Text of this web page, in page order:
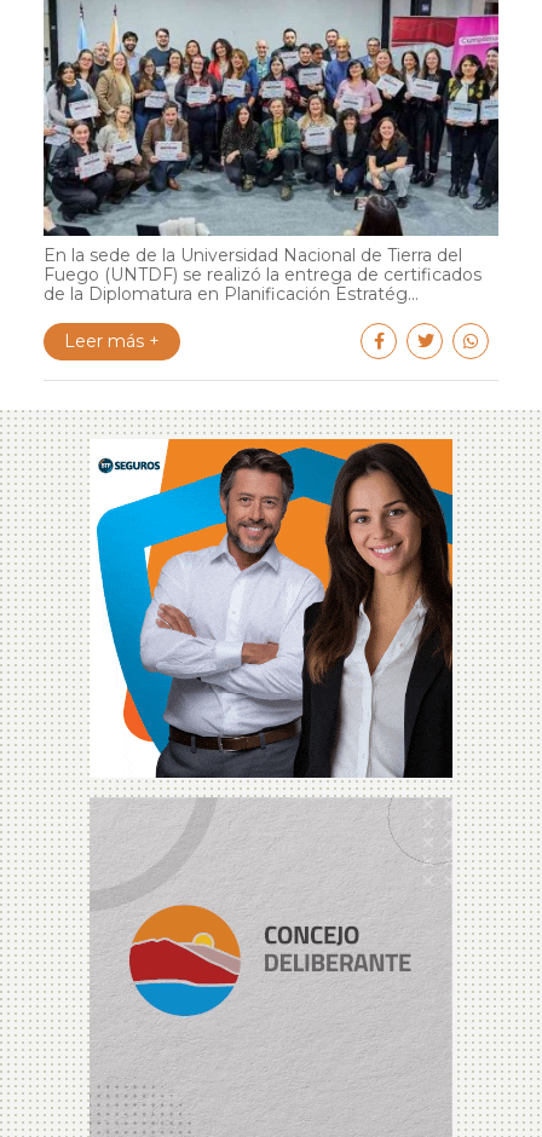
En la sede de la Universidad Nacional de Tierra del
Fuego (UNTDF) se realizó la entrega de certificados
de la Diplomatura en Planificación Estratég...
Leer más +